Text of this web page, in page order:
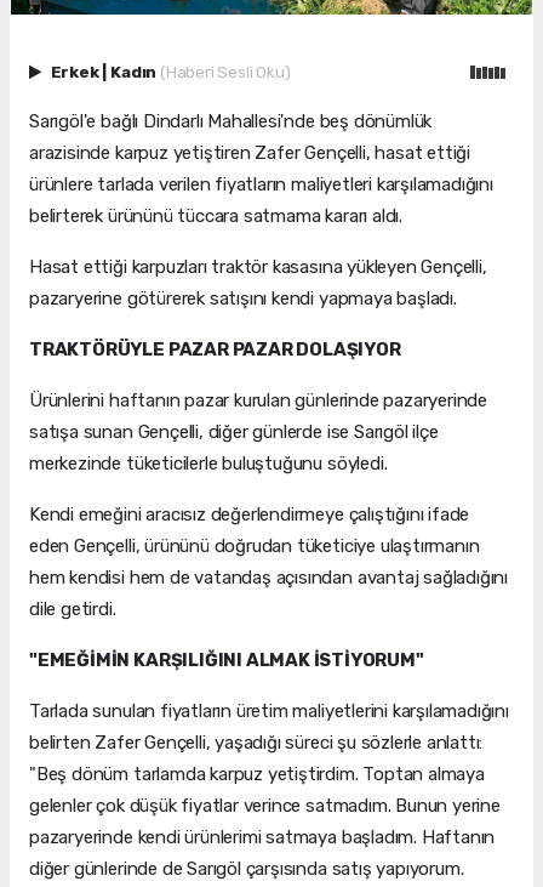
Erkek Kadın (Haberi Sesli Oku)
Sarıgöl'e bağlı Dindarlı Mahallesi'nde beş dönümlük
arazisinde karpuz yetiştiren Zafer Gençelli, hasat ettiği
ürünlere tarlada verilen fiyatların maliyetleri karşılamadığını
belirterek ürününü tüccara satmama kararı aldı.
Hasat ettiği karpuzları traktör kasasına yükleyen Gençelli,
pazaryerine götürerek satışını kendi yapmaya başladı.
TRAKTÖRÜYLE PAZAR PAZAR DOLAŞIYOR
Ürünlerini haftanın pazar kurulan günlerinde pazaryerinde
satışa sunan Gençelli, diğer günlerde ise Sarıgöl ilçe
merkezinde tüketicilerle buluştuğunu söyledi.
Kendi emeğini aracısız değerlendirmeye çalıştığını ifade
eden Gençelli, ürününü doğrudan tüketiciye ulaştırmanın
hem kendisi hem de vatandaş açısından avantaj sağladığını
dile getirdi.
"EMEĞİMİN KARŞILIĞINI ALMAK İSTİYORUM"
Tarlada sunulan fiyatların üretim maliyetlerini karşılamadığını
belirten Zafer Gençelli, yaşadığı süreci şu sözlerle anlattı:
"Beş dönüm tarlamda karpuz yetiştirdim. Toptan almaya
gelenler çok düşük fiyatlar verince satmadım. Bunun yerine
pazaryerinde kendi ürünlerimi satmaya başladım. Haftanın
diğer günlerinde de Sarıgöl çarşısında satış yapıyorum.